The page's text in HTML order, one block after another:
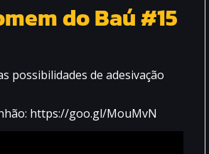
do Baú #15
possibilidades de adesivação
https://goo.gl/MouMvN